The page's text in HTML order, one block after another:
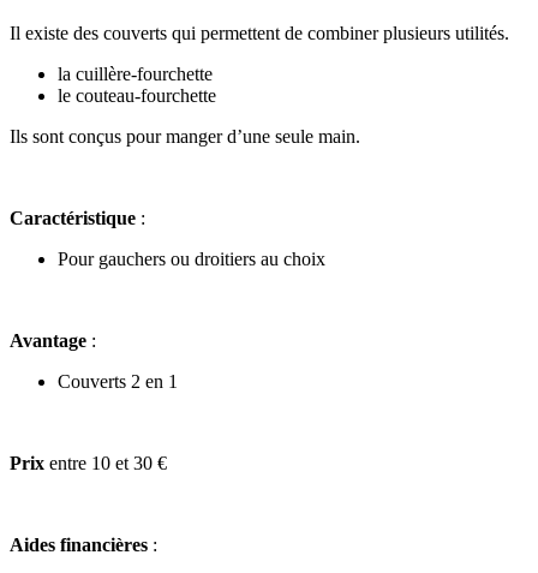
Il existe des couverts qui permettent de combiner plusieurs utilités.
la cuillère-fourchette
le couteau-fourchette
Ils sont conçus pour manger d’une seule main.
Caractéristique :
Pour gauchers ou droitiers au choix
Avantage :
Couverts 2 en 1
Prix entre 10 et 30 €
Aides financières :